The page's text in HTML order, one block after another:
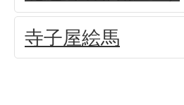
寺子屋絵馬